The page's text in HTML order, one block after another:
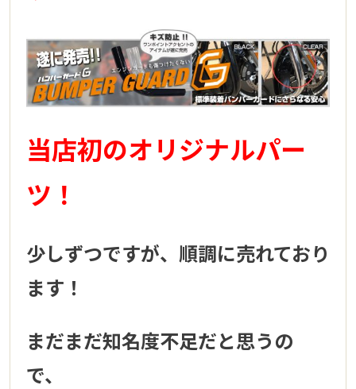
当店初のオリジナルパー
ツ！
少しずつですが、順調に売れており
ます！
まだまだ知名度不足だと思うの
で、